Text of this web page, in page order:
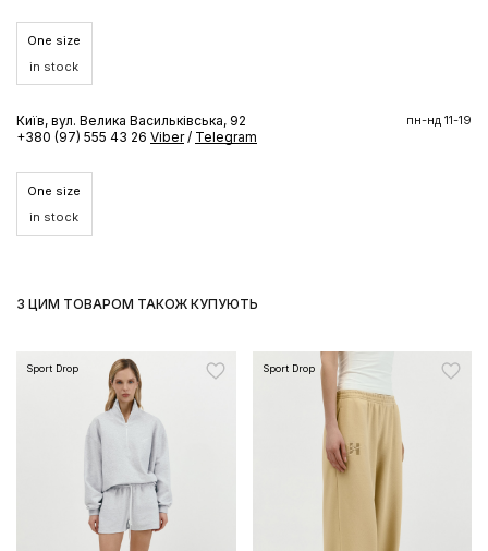
One size
in stock
Київ, вул. Велика Васильківська, 92
+380 (97) 555 43 26 Viber / Telegram
пн-нд 11-19
One size
in stock
З ЦИМ ТОВАРОМ ТАКОЖ КУПУЮТЬ
Sport Drop Sport Drop